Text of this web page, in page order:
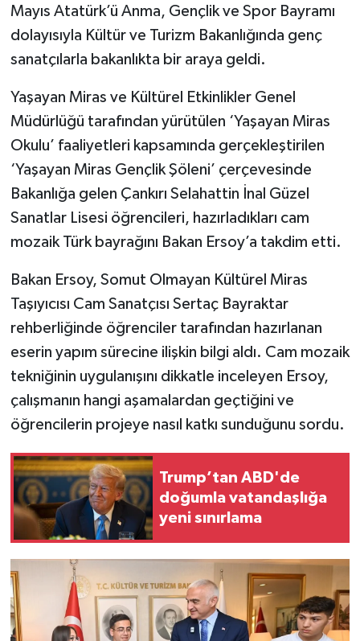
Mayıs Atatürk’ü Anma, Gençlik ve Spor Bayramı
dolayısıyla Kültür ve Turizm Bakanlığında genç
sanatçılarla bakanlıkta bir araya geldi.
Yaşayan Miras ve Kültürel Etkinlikler Genel
Müdürlüğü tarafından yürütülen ‘Yaşayan Miras
Okulu’ faaliyetleri kapsamında gerçekleştirilen
‘Yaşayan Miras Gençlik Şöleni’ çerçevesinde
Bakanlığa gelen Çankırı Selahattin İnal Güzel
Sanatlar Lisesi öğrencileri, hazırladıkları cam
mozaik Türk bayrağını Bakan Ersoy’a takdim etti.
Bakan Ersoy, Somut Olmayan Kültürel Miras
Taşıyıcısı Cam Sanatçısı Sertaç Bayraktar
rehberliğinde öğrenciler tarafından hazırlanan
eserin yapım sürecine ilişkin bilgi aldı. Cam mozaik
tekniğinin uygulanışını dikkatle inceleyen Ersoy,
çalışmanın hangi aşamalardan geçtiğini ve
öğrencilerin projeye nasıl katkı sunduğunu sordu.
Trump’tan ABD'de
doğumla vatandaşlığa
yeni sınırlama